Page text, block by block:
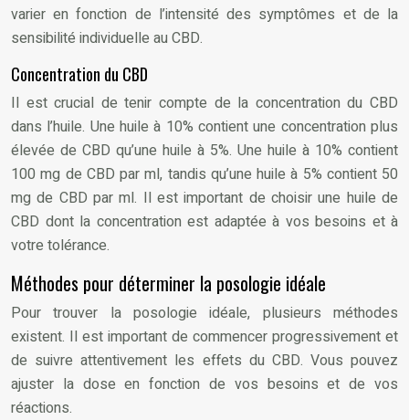
varier en fonction de l’intensité des symptômes et de la
sensibilité individuelle au CBD.
Concentration du CBD
Il est crucial de tenir compte de la concentration du CBD
dans l’huile. Une huile à 10% contient une concentration plus
élevée de CBD qu’une huile à 5%. Une huile à 10% contient
100 mg de CBD par ml, tandis qu’une huile à 5% contient 50
mg de CBD par ml. Il est important de choisir une huile de
CBD dont la concentration est adaptée à vos besoins et à
votre tolérance.
Méthodes pour déterminer la posologie idéale
Pour trouver la posologie idéale, plusieurs méthodes
existent. Il est important de commencer progressivement et
de suivre attentivement les effets du CBD. Vous pouvez
ajuster la dose en fonction de vos besoins et de vos
réactions.